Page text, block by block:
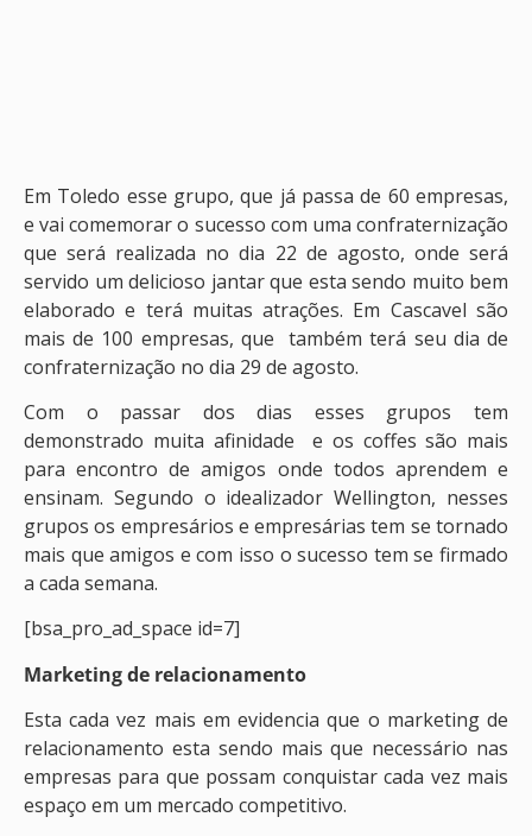
Em Toledo esse grupo, que já passa de 60 empresas,
e vai comemorar o sucesso com uma confraternização
que será realizada no dia 22 de agosto, onde será
servido um delicioso jantar que esta sendo muito bem
elaborado e terá muitas atrações. Em Cascavel são
mais de 100 empresas, que também terá seu dia de
confraternização no dia 29 de agosto.
Com o passar dos dias esses grupos tem
demonstrado muita afinidade e os coffes são mais
para encontro de amigos onde todos aprendem e
ensinam. Segundo o idealizador Wellington, nesses
grupos os empresários e empresárias tem se tornado
mais que amigos e com isso o sucesso tem se firmado
a cada semana.
[bsa_pro_ad_space id=7]
Marketing de relacionamento
Esta cada vez mais em evidencia que o marketing de
relacionamento esta sendo mais que necessário nas
empresas para que possam conquistar cada vez mais
espaço em um mercado competitivo.